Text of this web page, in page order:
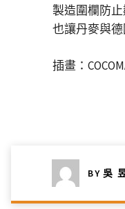
製造圍欄防
也讓丹麥與
插畫：
BY 吳